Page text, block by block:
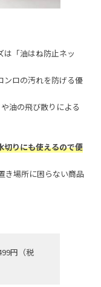
は「油はね防止ネッ
ンロの汚れを防げる優
油の飛び散りによる
切りにも使えるので便
き場所に困らない商品
円（税